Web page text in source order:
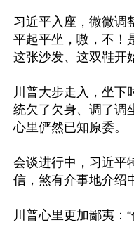
习近平入座，微微调
平起平坐，嗷，不！
这张沙发、这双鞋开
川普大步走入，坐下
统欠了欠身、调了调
心里俨然已知原委。
会谈进行中，习近平
信，煞有介事地介绍
川普心里更加鄙夷：